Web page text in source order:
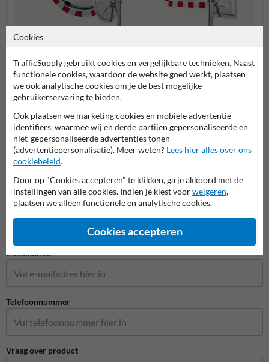
Verkeersspiegels grote
Verkeersspiegels
Stel je vraag aan VerkeersspiegelKopen.nl
Naam*
Bedrijfsnaam
E-mailadres*
Telefoonnummer
Vraag over product
Cookies
TrafficSupply gebruikt cookies en vergelijkbare technieken. Naast
functionele cookies, waardoor de website goed werkt, plaatsen
we ook analytische cookies om je de best mogelijke
gebruikerservaring te bieden.
Ook plaatsen we marketing cookies en mobiele advertentie-
identifiers, waarmee wij en derde partijen gepersonaliseerde en
niet-gepersonaliseerde advertenties tonen
(advertentiepersonalisatie). Meer weten? Lees hier alles over ons
cookiebeleid.
Door op "Cookies accepteren" te klikken, ga je akkoord met de
instellingen van alle cookies. Indien je kiest voorweigeren,
plaatsen we alleen functionele en analytische cookies.
Cookies accepteren